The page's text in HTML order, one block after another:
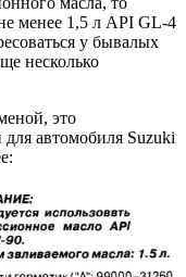
менее 1,5 л API GL-4
у бывалых
несколько
это
для автомобиля Suzuki